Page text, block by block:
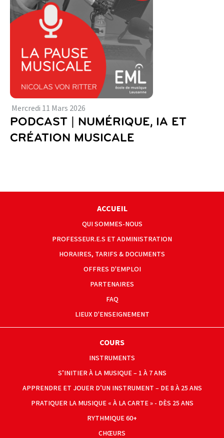
Mercredi 11 Mars 2026
PODCAST | NUMÉRIQUE, IA ET
CRÉATION MUSICALE
ACCUEIL
QUI SOMMES-NOUS
PROFESSEUR.E.S ET ADMINISTRATION
HORAIRES, TARIFS & DOCUMENTS
OFFRES D'EMPLOI
PARTENAIRES
FAQ
LIEUX D'ENSEIGNEMENT
COURS
INSTRUMENTS
S’INITIER À LA MUSIQUE – 1 À 7 ANS
APPRENDRE ET JOUER D’UN INSTRUMENT – DE 8 À 25 ANS
PRATIQUER LA MUSIQUE « À LA CARTE » - DÈS 25 ANS
RYTHMIQUE 60+
CHŒURS